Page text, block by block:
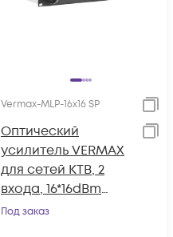
Vermax-MLP-16x16 SP
Оптический
усилитель VERMAX
для сетей КТВ, 2
входа, 16*16dBm
выхода, WDM
Под заказ